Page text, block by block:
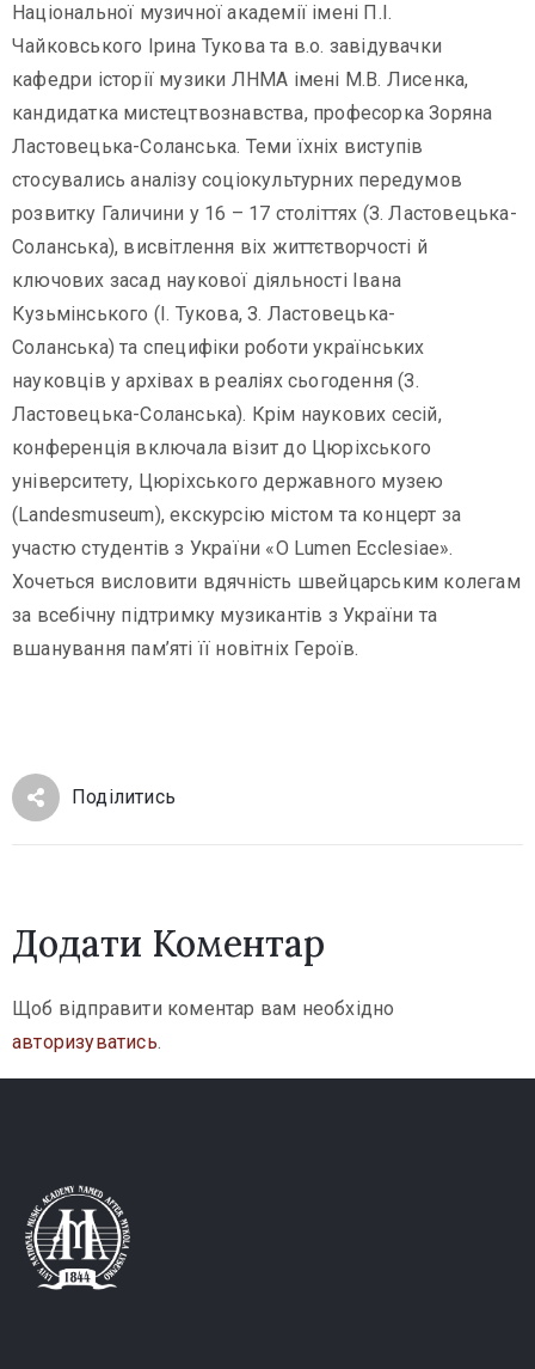
Національної музичної академії імені П.І.
Чайковського Ірина Тукова та в.о. завідувачки
кафедри історії музики ЛНМА імені М.В. Лисенка,
кандидатка мистецтвознавства, професорка Зоряна
Ластовецька-Соланська. Теми їхніх виступів
стосувались аналізу соціокультурних передумов
розвитку Галичини у 16 – 17 століттях (З. Ластовецька-
Соланська), висвітлення віх життєтворчості й
ключових засад наукової діяльності Івана
Кузьмінського (І. Тукова, З. Ластовецька-
Соланська) та специфіки роботи українських
науковців у архівах в реаліях сьогодення (З.
Ластовецька-Соланська). Крім наукових сесій,
конференція включала візит до Цюріхського
університету, Цюріхського державного музею
(Landesmuseum), екскурсію містом та концерт за
участю студентів з України «O Lumen Ecclesiae».
Хочеться висловити вдячність швейцарським колегам
за всебічну підтримку музикантів з України та
вшанування пам’яті її новітніх Героїв.
Поділитись
Додати Коментар
Щоб відправити коментар вам необхідно
авторизуватись.